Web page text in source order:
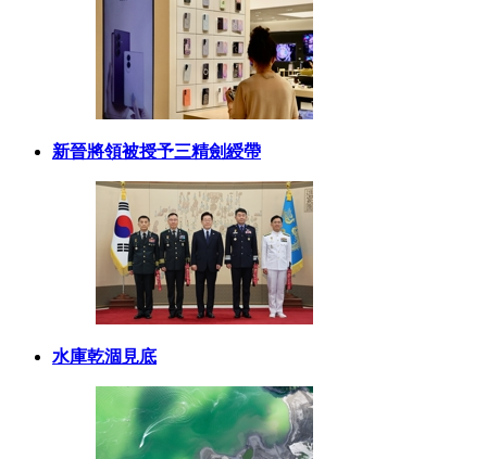
新晉將領被授予三精劍綬帶
水庫乾涸見底